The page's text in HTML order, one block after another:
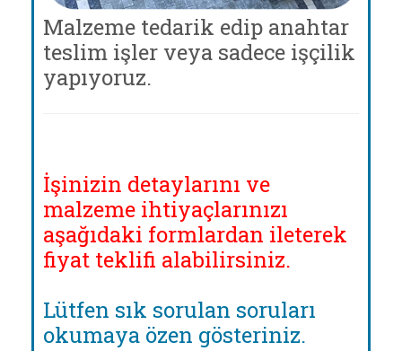
Malzeme tedarik edip anahtar
teslim işler veya sadece işçilik
yapıyoruz.
İşinizin detaylarını ve
malzeme ihtiyaçlarınızı
aşağıdaki formlardan ileterek
fiyat teklifi alabilirsiniz.
Lütfen sık sorulan soruları
okumaya özen gösteriniz.